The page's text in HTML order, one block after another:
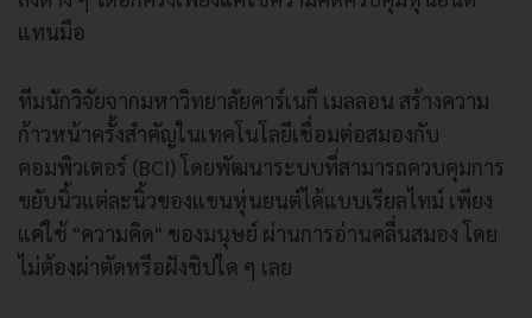
แทนมือ
ทีมนักวิจัยจากมหาวิทยาลัยคาร์เนกี เมลลอน สร้างความ
ก้าวหน้าครั้งสำคัญในเทคโนโลยีเชื่อมต่อสมองกับ
คอมพิวเตอร์ (BCI) โดยพัฒนาระบบที่สามารถควบคุมการ
ขยับนิ้วแต่ละนิ้วของแขนหุ่นยนต์ได้แบบเรียลไทม์ เพียง
แค่ใช้ "ความคิด" ของมนุษย์ ผ่านการอ่านคลื่นสมอง โดย
ไม่ต้องผ่าตัดหรือฝังชิปใด ๆ เลย